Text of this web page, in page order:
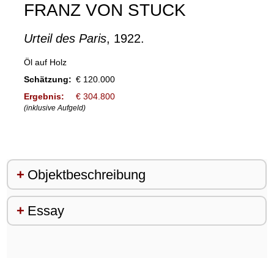
FRANZ VON STUCK
Urteil des Paris, 1922.
Öl auf Holz
Schätzung: € 120.000
Ergebnis:
€ 304.800
(inklusive Aufgeld)
Objektbeschreibung
Essay